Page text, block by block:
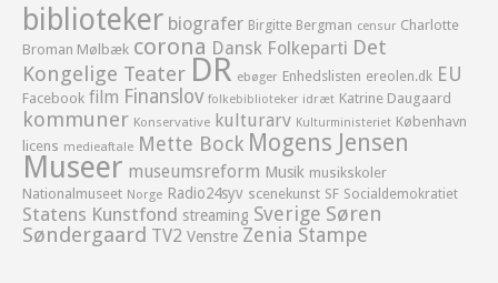
biblioteker biografer Birgitte Bergman censur Charlotte
Broman Mølbæk corona Dansk Folkeparti Det
Kongelige Teater DR ebøger Enhedslisten ereolen.dk EU
Facebook film Finanslov folkebiblioteker idræt Katrine Daugaard
kommuner Konservative kulturarv Kulturministeriet København
licens medieaftale Mette Bock Mogens Jensen
Museer museumsreform Musik musikskoler
Nationalmuseet Norge Radio24syv scenekunst SF Socialdemokratiet
Statens Kunstfond streaming Sverige Søren
Søndergaard TV2 Venstre Zenia Stampe